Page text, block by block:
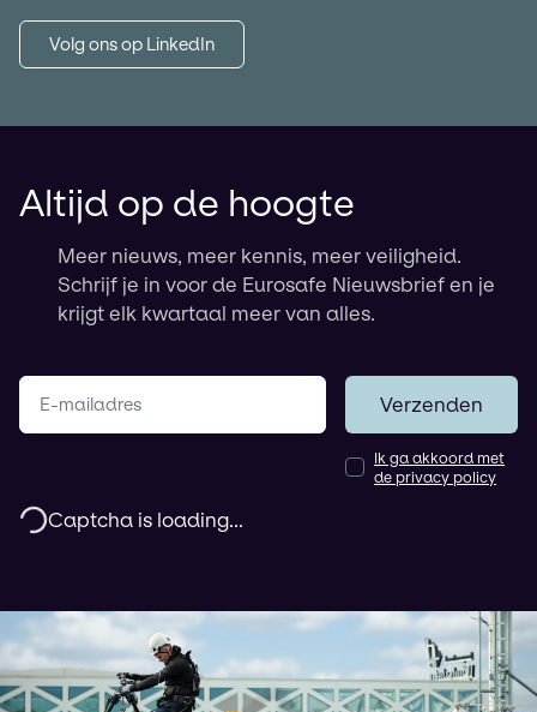
Volg ons op LinkedIn
Altijd op de hoogte
Meer nieuws, meer kennis, meer veiligheid.
Schrijf je in voor de Eurosafe Nieuwsbrief en je
krijgt elk kwartaal meer van alles.
Jouw e-mailadres
Verzenden
Ik ga akkoord met
de privacy policy
Captcha is loading...